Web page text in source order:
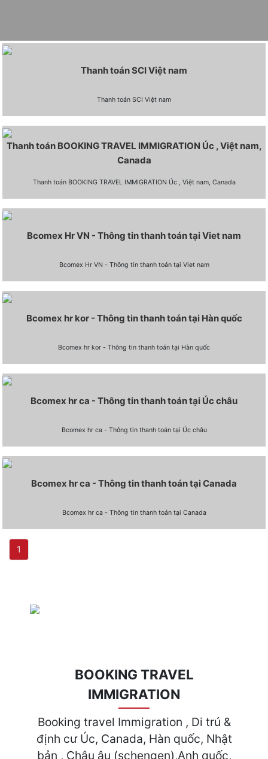
Thanh toán SCI Việt nam
Thanh toán SCI Việt nam
Thanh toán BOOKING TRAVEL IMMIGRATION Úc , Việt nam,
Canada
Thanh toán BOOKING TRAVEL IMMIGRATION Úc , Việt nam, Canada
Bcomex Hr VN - Thông tin thanh toán tại Viet nam
Bcomex Hr VN - Thông tin thanh toán tại Viet nam
Bcomex hr kor - Thông tin thanh toán tại Hàn quốc
Bcomex hr kor - Thông tin thanh toán tại Hàn quốc
Bcomex hr ca - Thông tin thanh toán tại Úc châu
Bcomex hr ca - Thông tin thanh toán tại Úc châu
Bcomex hr ca - Thông tin thanh toán tại Canada
Bcomex hr ca - Thông tin thanh toán tại Canada
1
BOOKING TRAVEL
IMMIGRATION
Booking travel Immigration , Di trú &
định cư Úc, Canada, Hàn quốc, Nhật
bản , Châu âu (schengen),Anh quốc,